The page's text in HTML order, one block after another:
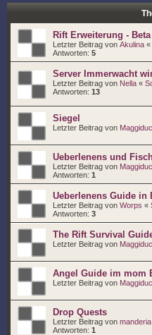
Rift Erweiterung -
Letzter Beitrag von Akulina «
Antworten: 5
Server Immerwacht
Letzter Beitrag von Nella «
Antworten: 13
Siegel
Letzter Beitrag von
Ueberlenens und
Letzter Beitrag von
Antworten: 1
Ueberlenens Guide in
Letzter Beitrag von Worps «
Antworten: 3
The Rift Survival
Letzter Beitrag von
Angel Guide im mom
Letzter Beitrag von
Drop Quests
Letzter Beitrag von manderia
Antworten: 1